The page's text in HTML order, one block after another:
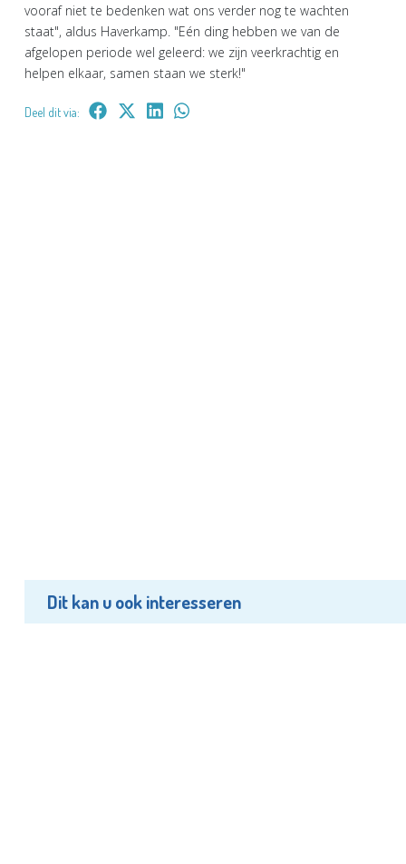
vooraf niet te bedenken wat ons verder nog te wachten
staat", aldus Haverkamp. "Eén ding hebben we van de
afgelopen periode wel geleerd: we zijn veerkrachtig en
helpen elkaar, samen staan we sterk!"
Deel dit via:
Dit kan u ook interesseren